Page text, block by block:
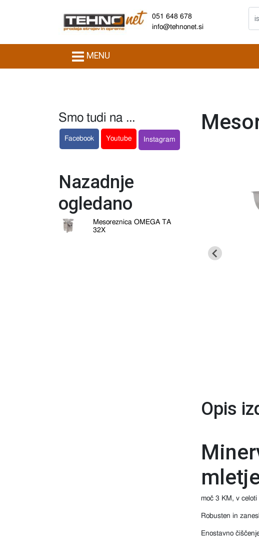
051 648 678
info@tehnonet.si
MENU
Smo tudi na ...
Facebook Youtube Instagram
Nazadnje
ogledano
Mesoreznica OMEGA TA
32X
Opis
moč 3 KM, v
Robusten in
Enostavno